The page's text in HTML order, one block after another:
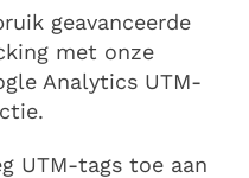
geavanceerde
met onze
Analytics UTM-
UTM-tags toe aan